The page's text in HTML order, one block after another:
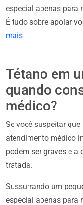
especial apenas para
É tudo sobre apoiar
mais
Tétano em
quando
médico?
Se você suspeitar
atendimento médico
podem ser graves e a
tratada.
Sussurrando um
especial apenas para